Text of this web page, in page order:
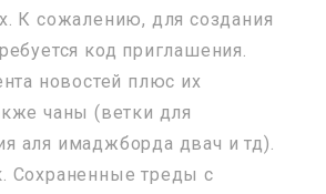
К сожалению, для создания
код приглашения.
новостей плюс их
чаны (ветки для
аля имаджборда двач и тд).
Сохраненные треды с